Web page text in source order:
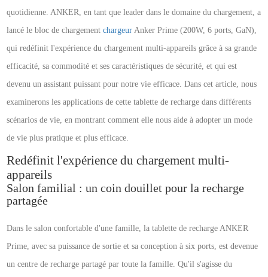
quotidienne. ANKER, en tant que leader dans le domaine du chargement, a
lancé le bloc de chargementchargeur Anker Prime (200W, 6 ports, GaN),
qui redéfinit l'expérience du chargement multi-appareils grâce à sa grande
efficacité, sa commodité et ses caractéristiques de sécurité, et qui est
devenu un assistant puissant pour notre vie efficace. Dans cet article, nous
examinerons les applications de cette tablette de recharge dans différents
scénarios de vie, en montrant comment elle nous aide à adopter un mode
de vie plus pratique et plus efficace.
Redéfinit l'expérience du chargement multi-
appareils
Salon familial : un coin douillet pour la recharge
partagée
Dans le salon confortable d'une famille, la tablette de recharge ANKER
Prime, avec sa puissance de sortie et sa conception à six ports, est devenue
un centre de recharge partagé par toute la famille. Qu'il s'agisse du